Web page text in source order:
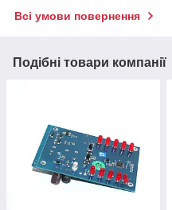
Всі умови повернення
Подібні товари компанії